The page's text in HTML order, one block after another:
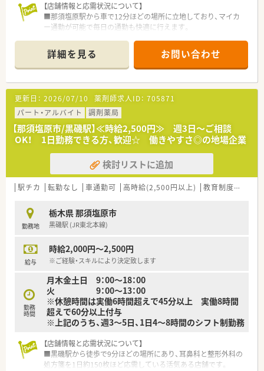
【店舗情報と応需状況について】
■那須塩原駅から車で12分ほどの場所に立地しており、マイカ
ー通勤が可能で毎日の通勤も快適に行えます。
方箋を応需しており、在宅医療にも対応しています。
■常勤薬剤師5名とパート11名が在籍しており、事務員も2名い
るため薬剤師業務にしっかりと集中できる環境です。
【企業の特徴】
■栃木県内に4店舗展開しています。
■健康相談から在宅医療まで患者様の要望に対応できる運営体
制です。
■小規模運営ならではの風通しのよさがあり、産・育休取得者の
復帰率も高く、働きやすい環境がございます。
■福利厚生も充実！社員旅行や宿泊施設との提携、お薬代負担
等、社員に優しい環境です。
■未経験・ブランクのある方でも安心のサポート体制有り。お気
軽にご相談ください。
【職場環境と雰囲気】
■薬剤師の人数が充実しているため一人当たりの業務負担が軽
減され、ヘルプ体制もしっかりと整備されています。
たことがあればすぐに相談し合える温かい環境です。
■幅広い年代のスタッフが活躍しており、お互いを尊重し合いな
詳細を見る お問い合わせ
更新日： 2026/07/10 薬剤師求人ID： 705871
パート・アルバイト
調剤薬局
【那須塩原市/黒磯駅】≪時給2,500円≫ 週3日～ご相談
OK！ 1日勤務できる方、歓迎☆ 働きやすさ◎の地場企業
検討リストに追加
駅チカ 転勤なし 車通勤可 高時給(2,500円以上) 教育制度あり
勤務地
栃木県 那須塩原市
黒磯駅 (JR東北本線)
給与
時給2,000円～2,500円
※ご経験・スキルにより決定致します
勤務
時間
月木金土日 9：00～18：00
火 9：00～13：00
※休憩時間は実働6時間超えで45分以上 実働8時間
超えで60分以上付与
※上記のうち、週3～5日、1日4～8時間のシフト制勤務
【店舗情報と応需状況について】
■黒磯駅から徒歩で9分ほどの場所にあり、耳鼻科と整形外科の
処方箋を1日約150枚ほど応需している活気ある店舗です。